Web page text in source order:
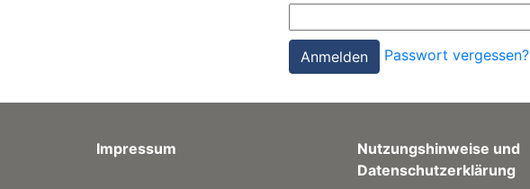
Passwort vergessen?
Impressum
Nutzungshinweise und
Datenschutzerklärung